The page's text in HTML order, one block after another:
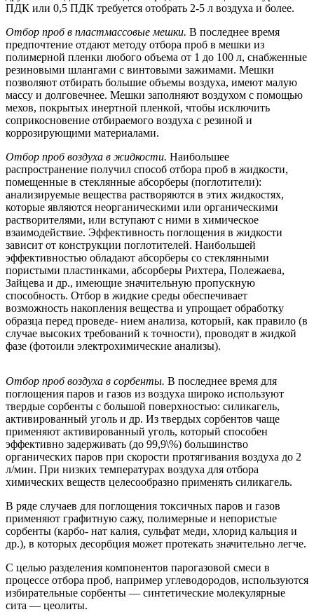
ПДК или 0,5 ПДК требуется отобрать 2-5 л воздуха и более.
Отбор проб в пластмассовые мешки. В последнее время
предпочтение отдают методу отбора проб в мешки из
полимерной пленки любого объема от 1 до 100 л, снабженные
резиновыми шлангами с винтовыми зажимами. Мешки
позволяют отбирать большие объемы воздуха, имеют малую
массу и долговечнее. Мешки заполняют воздухом с помощью
мехов, покрытых инертной пленкой, чтобы исключить
соприкосновение отбираемого воздуха с резиной и
коррозирующими материалами.
Отбор проб воздуха в жидкости. Наибольшее
распространение получил способ отбора проб в жидкости,
помещенные в стеклянные абсорберы (поглотители):
анализируемые вещества растворяются в этих жидкостях,
которые являются неорганическими или органическими
растворителями, или вступают с ними в химическое
взаимодействие. Эффективность поглощения в жидкости
зависит от конструкции поглотителей. Наибольшей
эффективностью обладают абсорберы со стеклянными
пористыми пластинками, абсорберы Рихтера, Полежаева,
Зайцева и др., имеющие значительную пропускную
способность. Отбор в жидкие среды обеспечивает
возможность накопления вещества и упрощает обработку
образца перед проведе- нием анализа, который, как правило (в
случае высоких требований к точности), проводят в жидкой
фазе (фотоили электрохимические анализы).
Отбор проб воздуха в сорбенты. В последнее время для
поглощения паров и газов из воздуха широко используют
твердые сорбенты с большой поверхностью: силикагель,
активированный уголь и др. Из твердых сорбентов чаще
применяют активированный уголь, который способен
эффективно задерживать (до 99,9\%) большинство
органических паров при скорости протягивания воздуха до 2
л/мин. При низких температурах воздуха для отбора
химических веществ целесообразно применять силикагель.
В ряде случаев для поглощения токсичных паров и газов
применяют графитную сажу, полимерные и непористые
сорбенты (карбо- нат калия, сульфат меди, хлорид кальция и
др.), в которых десорбция может протекать значительно легче.
С целью разделения компонентов парогазовой смеси в
процессе отбора проб, например углеводородов, используются
избирательные сорбенты — синтетические молекулярные
сита — цеолиты.